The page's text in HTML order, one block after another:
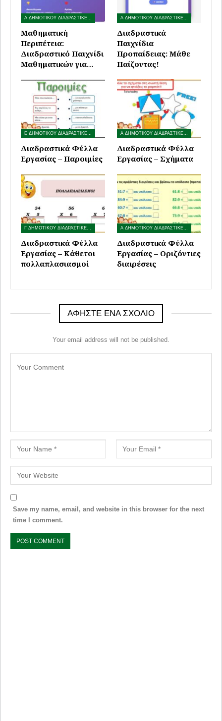
Α ΔΗΜΟΤΙΚΟΥ ΔΙΑΔΡΑΣΤΙΚΕΣ ΑΣΚΗΣΕΙΣ
Μαθηματική
Περιπέτεια:
Διαδραστικό Παιχνίδι
Μαθηματικών για…
Α ΔΗΜΟΤΙΚΟΥ ΔΙΑΔΡΑΣΤΙΚΕΣ ΑΣΚΗΣΕΙΣ
Διαδραστικά
Παιχνίδια
Προπαίδειας: Μάθε
Παίζοντας!
Ε ΔΗΜΟΤΙΚΟΥ ΔΙΑΔΡΑΣΤΙΚΕΣ ΑΣΚΗΣΕΙΣ
Διαδραστικά Φύλλα
Εργασίας – Παροιμίες
Α ΔΗΜΟΤΙΚΟΥ ΔΙΑΔΡΑΣΤΙΚΕΣ ΑΣΚΗΣΕΙΣ
Διαδραστικά Φύλλα
Εργασίας – Σχήματα
Γ ΔΗΜΟΤΙΚΟΥ ΔΙΑΔΡΑΣΤΙΚΕΣ ΑΣΚΗΣΕΙΣ
Διαδραστικά Φύλλα
Εργασίας – Κάθετοι
πολλαπλασιασμοί
Α ΔΗΜΟΤΙΚΟΥ ΔΙΑΔΡΑΣΤΙΚΕΣ ΑΣΚΗΣΕΙΣ
Διαδραστικά Φύλλα
Εργασίας – Οριζόντιες
διαιρέσεις
ΑΦΉΣΤΕ ΈΝΑ ΣΧΌΛΙΟ
Your email address will not be published.
Save my name, email, and website in this browser for the next
time I comment.